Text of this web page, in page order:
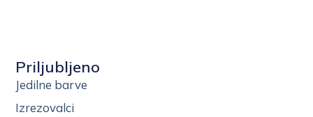
Priljubljeno
Jedilne barve
Izrezovalci